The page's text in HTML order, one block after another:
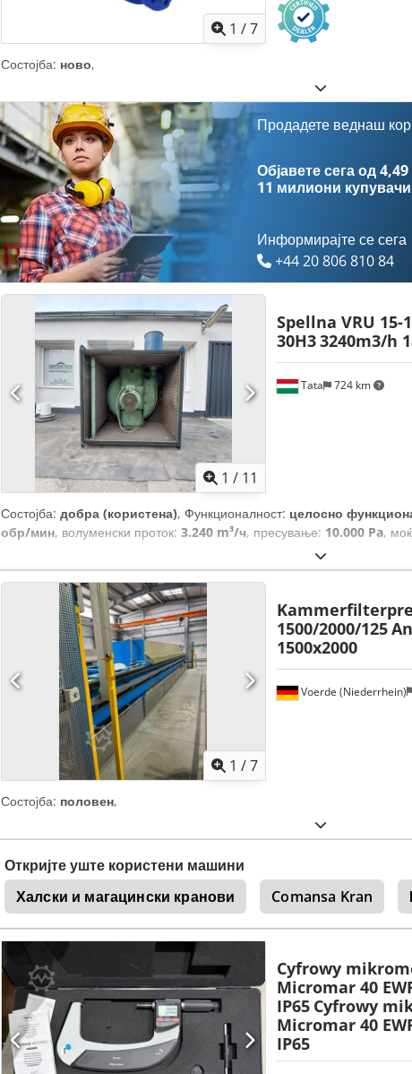
1 /7
Состојба: ново,
Продадете веднаш
Објавете сега од 4,49
11 милиони купувачи
Информирајте се сега
+44 20 806 810 84
1 / 11
Tata 724 km
Spellna VRU 15-
30H33240m3/h
Состојба: добра (користена), Функционалност: целосно
обр/мин, волуменски проток: 3.240 m³/ч, пресување: 10.000 Pa,
1 /7
Voerde (Niederrhein)
1500/2000/125
1500x2000
Состојба: половен,
Откријте уште користени машини
Халски и магацински кранови
Comansa Kran
Cyfrowy
Micromar 40
IP65 Cyfrowy
Micromar 40
IP65